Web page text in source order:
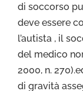
di soccorso
deve essere
l’autista , il
del medico
2000, n.
di gravità